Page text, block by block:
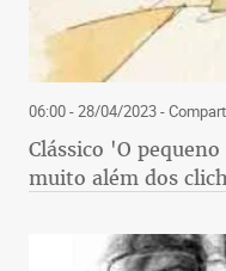
06:00 - 28/04/2023-
Clássico 'O
muito além dos